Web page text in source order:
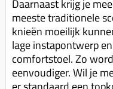
Daarnaast krijg je
meeste traditionele
knieën moeilijk
lage instapontwerp
comfortstoel. Zo
eenvoudiger. Wil je